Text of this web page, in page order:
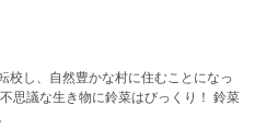
校し、自然豊かな村に住むことになっ
思議な生き物に鈴菜はびっくり！ 鈴菜